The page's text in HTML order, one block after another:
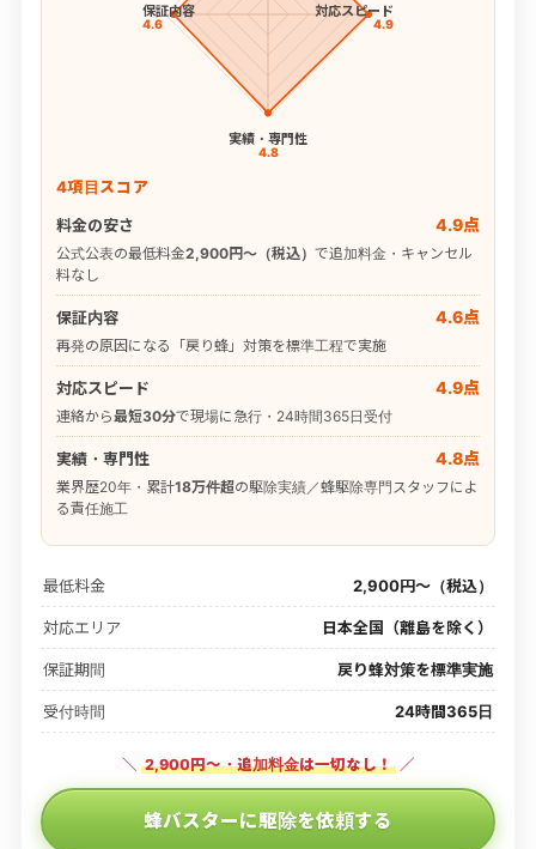
対応スピード
4.9
実績・専門性
4.8
保証内容
4.6
4項目スコア
料金の安さ
4.9点
公式公表の最低料金2,900円〜（税込） で追加料金・キャンセル
料なし
保証内容 4.6点
再発の原因になる「戻り蜂」対策を標準工程で実施
対応スピード 4.9点
連絡から最短30分で現場に急行・24時間365日受付
実績・専門性 4.8点
業界歴20年・累計18万件超の駆除実績／蜂駆除専門スタッフによ
る責任施工
最低料金 2,900円〜（税込）
対応エリア 日本全国（離島を除く）
保証期間 戻り蜂対策を標準実施
受付時間 24時間365日
＼ 2,900円〜・追加料金は一切なし！ ／
蜂バスターに駆除を依頼する